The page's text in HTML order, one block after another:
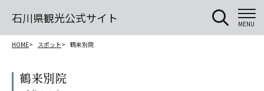
石川県観光公式サイト MENU
HOME スポット 鶴来別院
鶴来別院